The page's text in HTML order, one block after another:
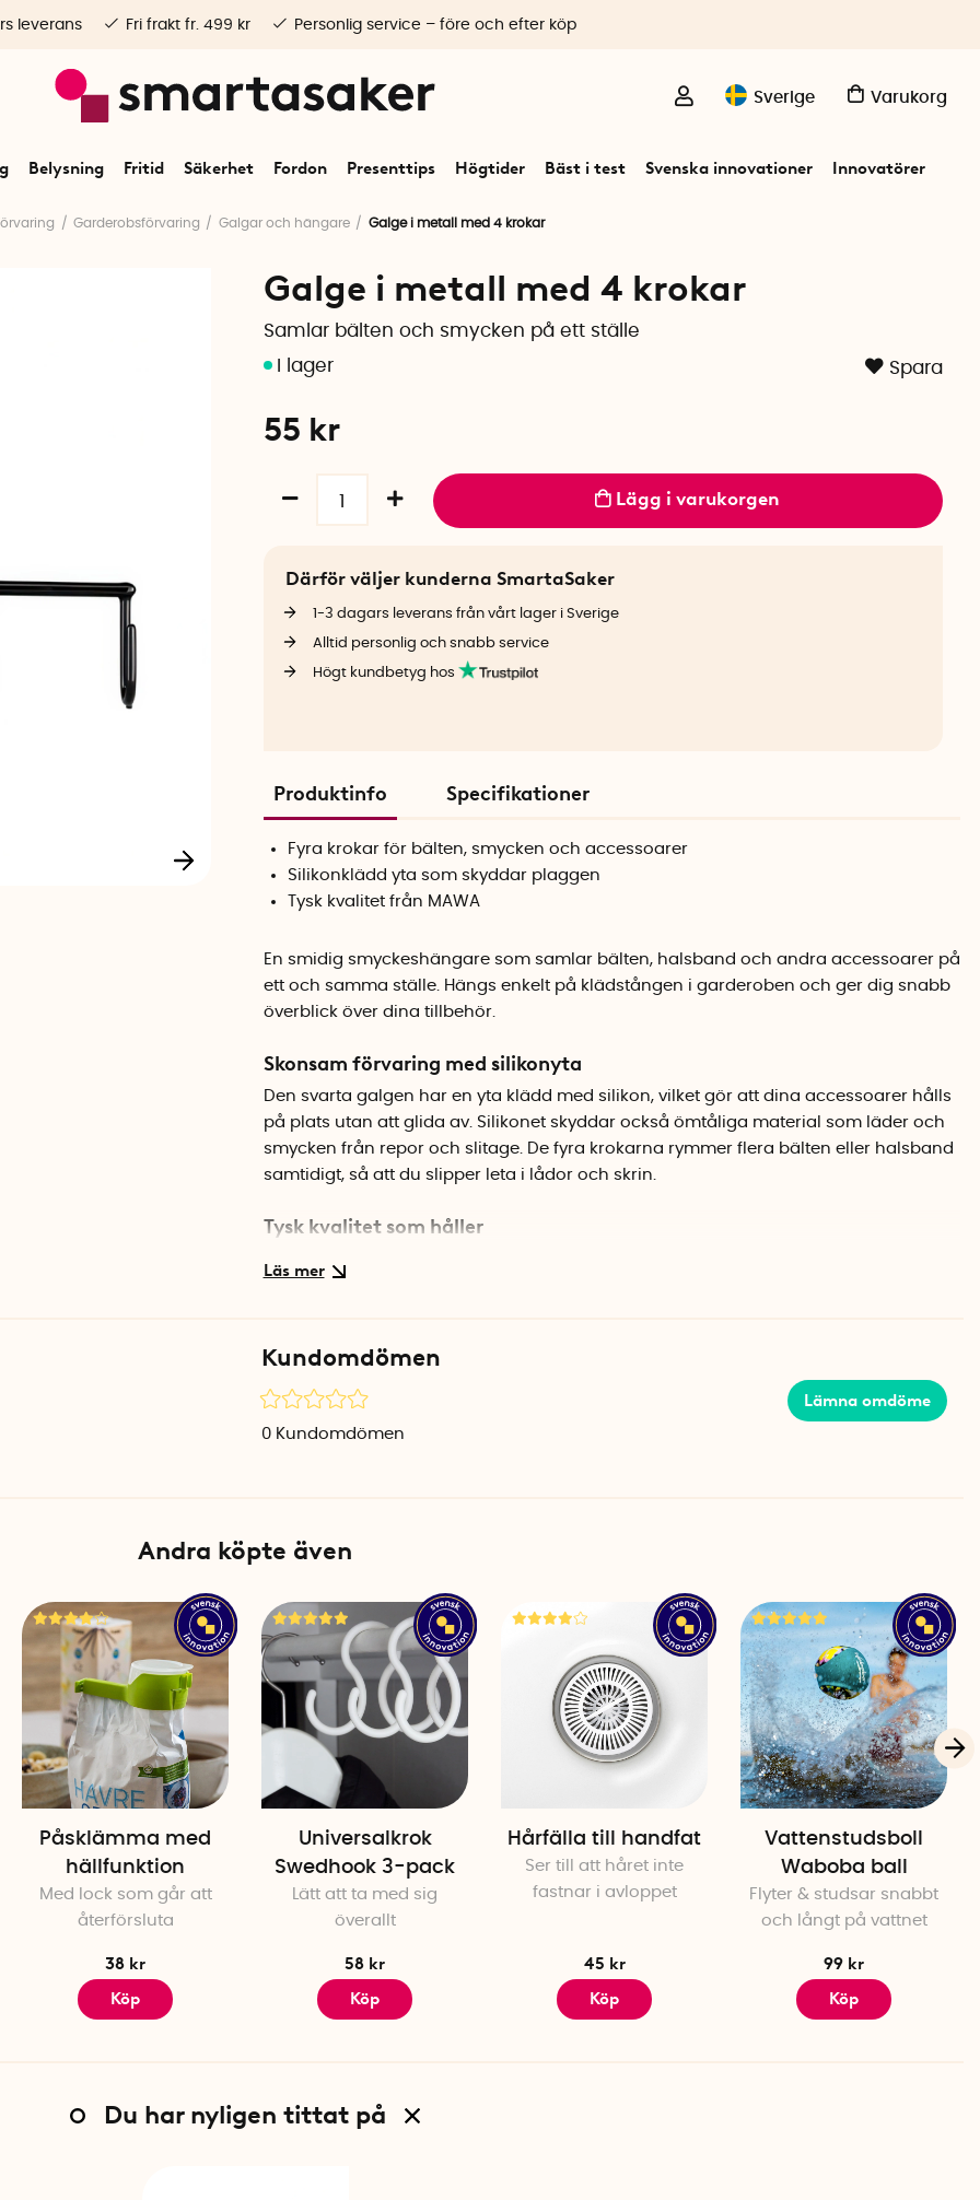
Sverige Varukorg
Belysning Fritid Säkerhet Fordon Presenttips Högtider Bäst i test Svenska innovationer Innovatörer
leverans Fri frakt fr. 499 kr Personlig service – före och efter köp
Garderobsförvaring Galgar och hängare Galge i metall med 4 krokar
Galge i metall med 4 krokar
Samlar bälten och smycken på ett ställe
Spara
55 kr
Lägg i varukorgen
Därför väljer kunderna SmartaSaker
1-3 dagars leverans från vårt lager i Sverige
Alltid personlig och snabb service
Högt kundbetyg hos
Produktinfo Specifikationer
Fyra krokar för bälten, smycken och accessoarer
Silikonklädd yta som skyddar plaggen
Tysk kvalitet från MAWA
En smidig smyckeshängare som samlar bälten, halsband och andra accessoarer på
ett och samma ställe. Hängs enkelt på klädstången i garderoben och ger dig snabb
överblick över dina tillbehör.
Skonsam förvaring med silikonyta
Den svarta galgen har en yta klädd med silikon, vilket gör att dina accessoarer hålls
på plats utan att glida av. Silikonet skyddar också ömtåliga material som läder och
smycken från repor och slitage. De fyra krokarna rymmer flera bälten eller halsband
samtidigt, så att du slipper leta i lådor och skrin.
Tysk kvalitet som håller
Specifikationer
Material: Metall med silikonyta
Antal krokar: 4
Kundomdömen
Lämna omdöme
0 Kundomdömen
Andra köpte även
Påsklämma med
hällfunktion
Med lock som går att
återförsluta
38 kr
Köp
Universalkrok
Swedhook 3-pack
Lätt att ta med sig
överallt
58 kr
Köp
Hårfälla till handfat
Ser till att håret inte
fastnar i avloppet
45 kr
Köp
Vattenstudsboll
Waboba ball
Flyter & studsar snabbt
och långt på vattnet
99 kr
Köp
Du har nyligen tittat på